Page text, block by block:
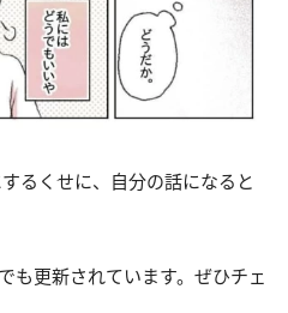
るくせに、自分の話になると
も更新されています。ぜひチェ